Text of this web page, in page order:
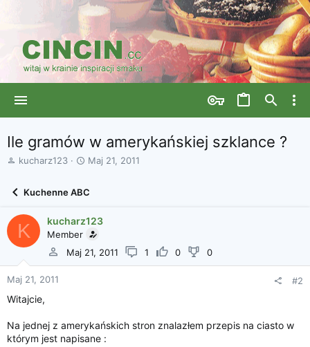
Ile gramów w amerykańskiej szklance ?
A
w
ą
t
kucharz123
D
a
o
z
p
o
i
Maj 21, 2011
Kuchenne ABC
K kucharz123
Member
Maj 21, 2011
1 0 0
Maj 21, 2011 #2
Witajcie,
Na jednej z amerykańskich stron znalazłem przepis na ciasto w
którym jest napisane :